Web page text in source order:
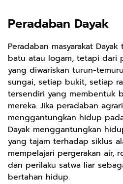
Peradaban Dayak
Peradaban masyarakat
batu atau logam, tetapi dari
yang diwariskan turun-
sungai, setiap bukit, setiap
tersendiri yang membentuk
mereka. Jika peradaban
menggantungkan hidup
Dayak menggantungkan
yang tajam terhadap siklus
mempelajari pergerakan air,
dan perilaku satwa liar
bertahan hidup.